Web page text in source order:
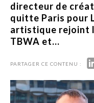
directeur de
quitte Paris pour
artistique rejoint
TBWA et...
PARTAGER CE CONTENU :